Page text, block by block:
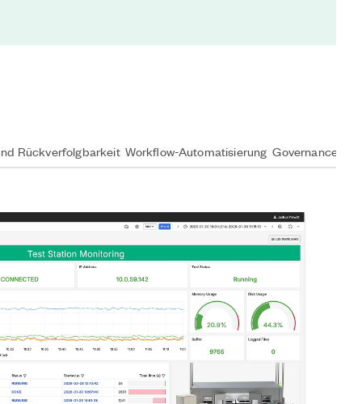
Rückverfolgbarkeit Workflow-Automatisierung Governance